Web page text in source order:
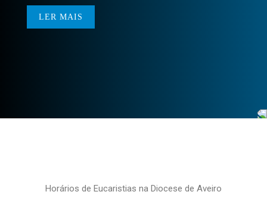
LER MAIS
Horários de Eucaristias na Diocese de Aveiro